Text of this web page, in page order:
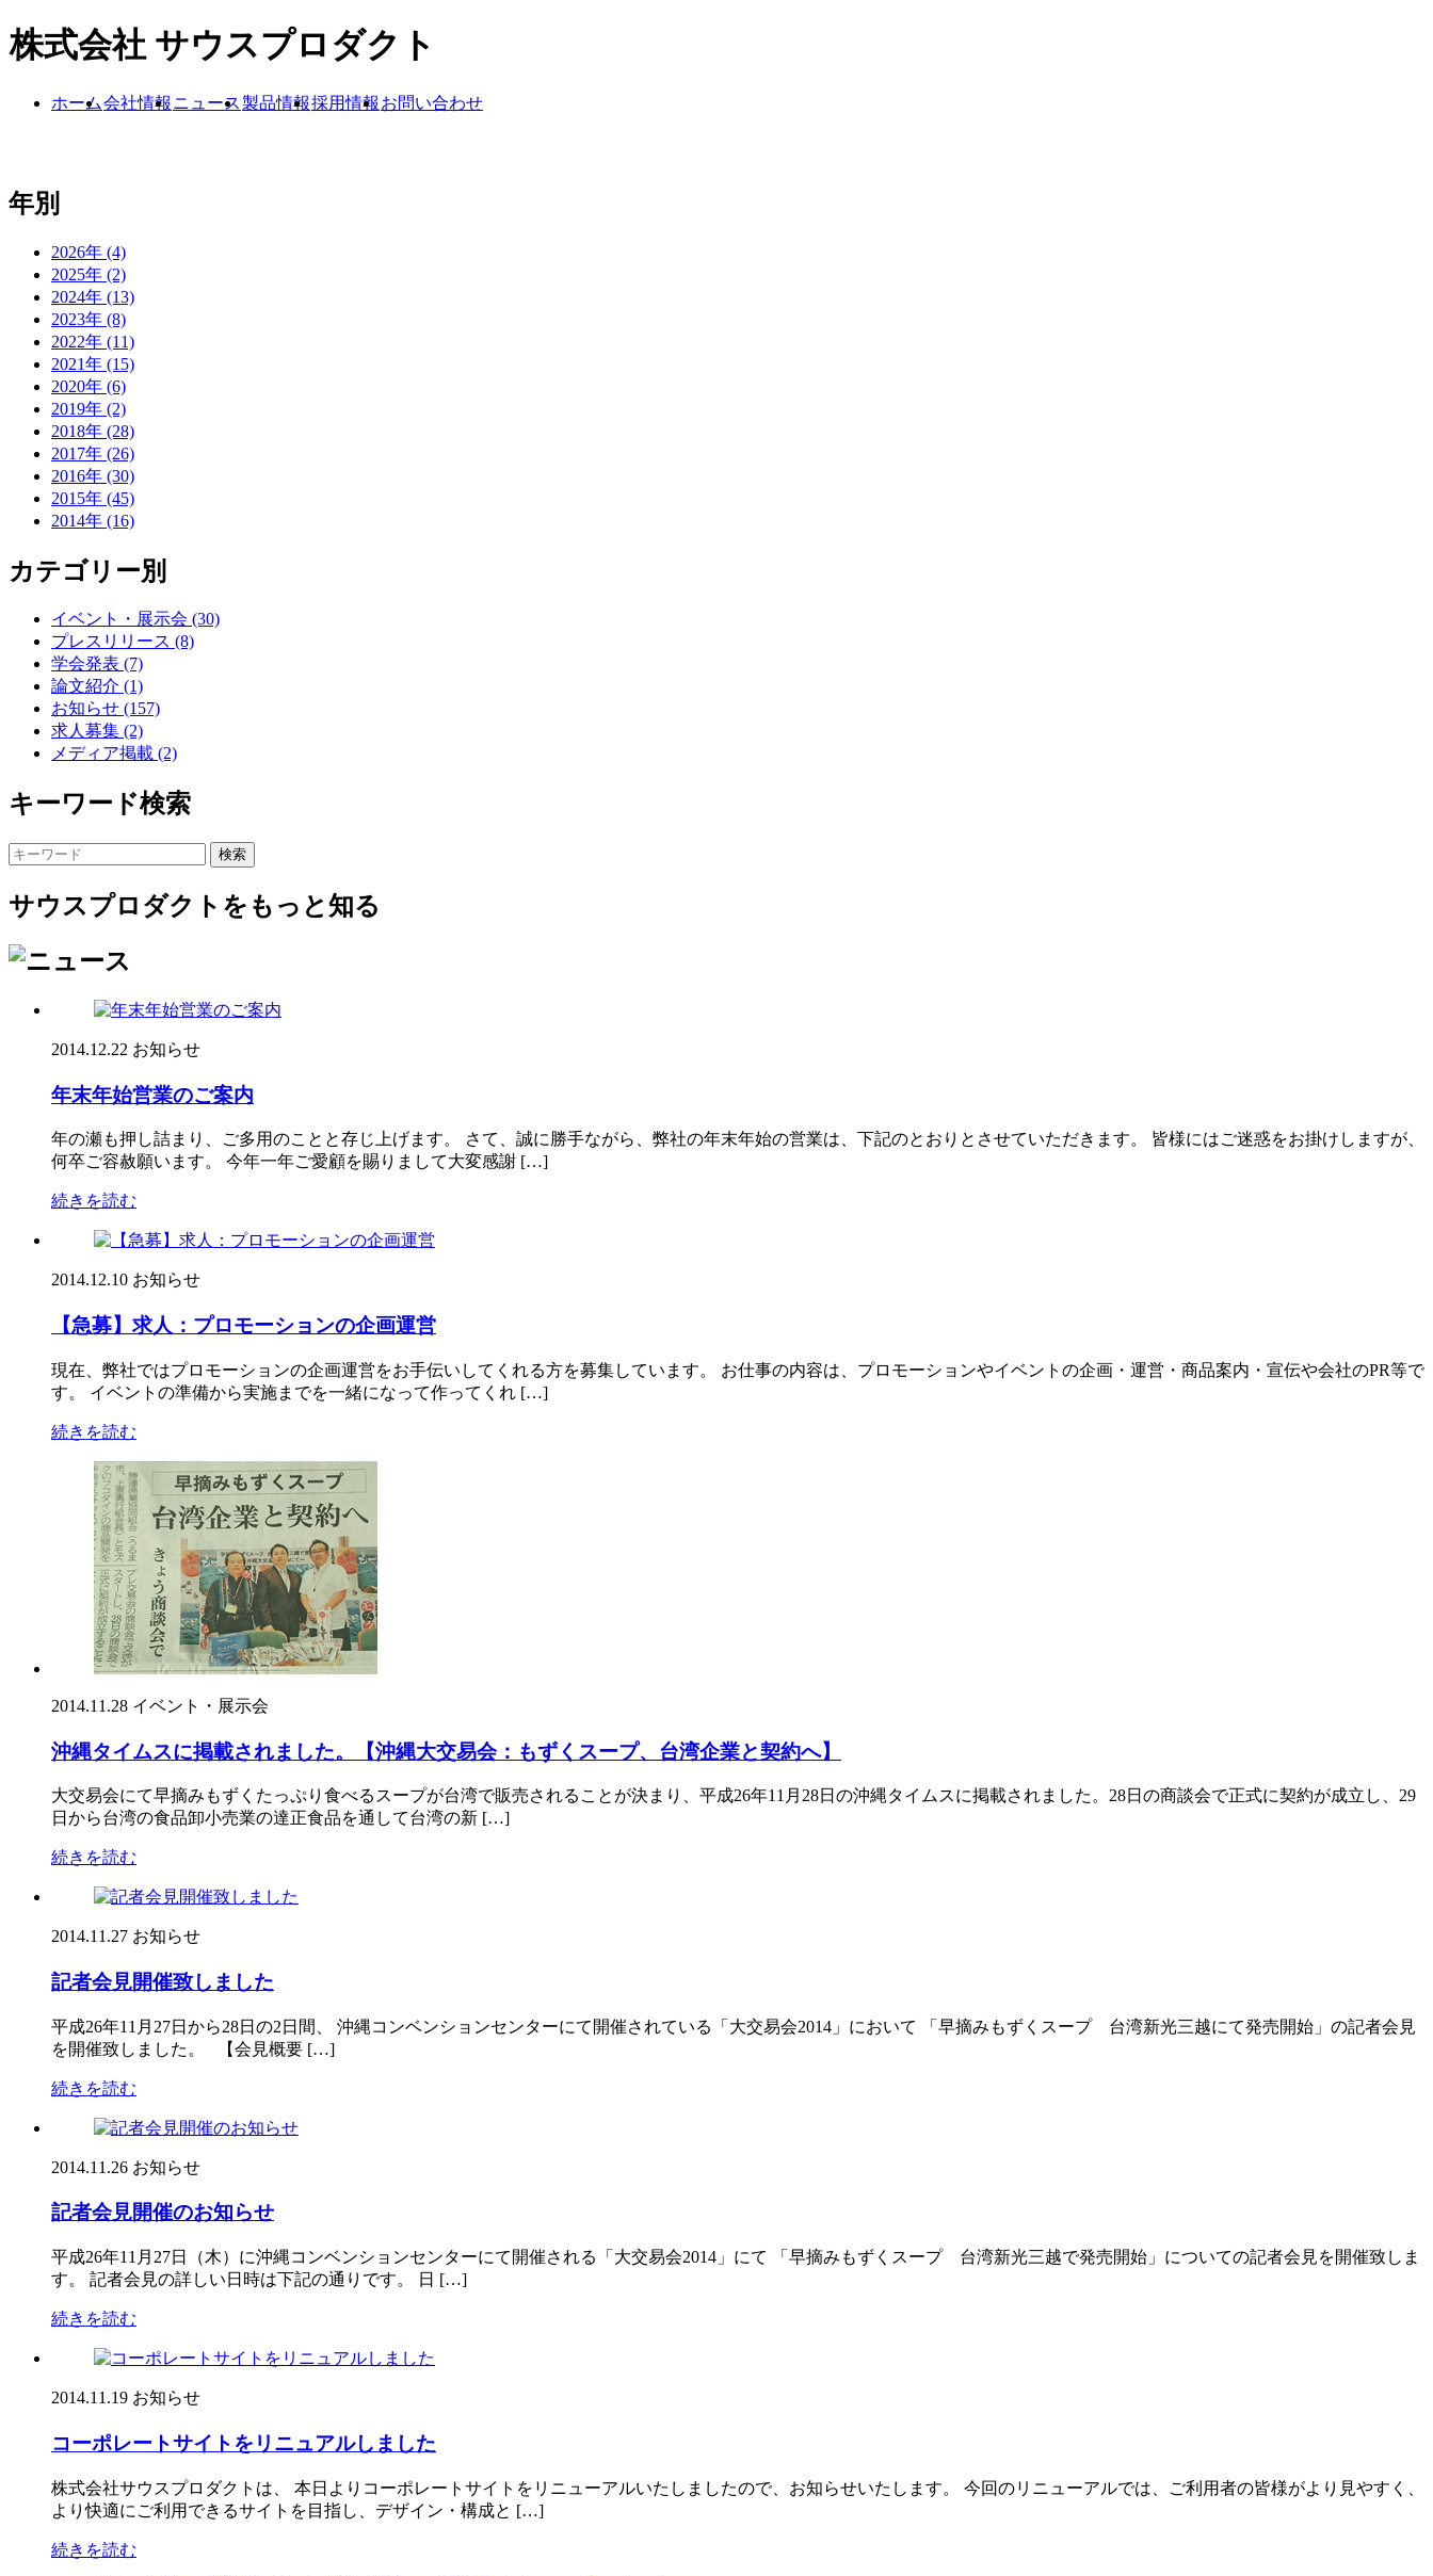
株式会社 サウスプロダクト
ホーム会社情報 ニュース製品情報採用情報 お問い合わせ
年別
2026年 (4)
2025年 (2)
2024年 (13)
2023年 (8)
2022年 (11)
2021年 (15)
2020年 (6)
2019年 (2)
2018年 (28)
2017年 (26)
2016年 (30)
2015年 (45)
2014年 (16)
カテゴリー別
イベント・展示会 (30)
プレスリリース (8)
学会発表 (7)
論文紹介 (1)
お知らせ (157)
求人募集 (2)
メディア掲載 (2)
キーワード検索
サウスプロダクトをもっと知る
2014.12.22 お知らせ
年末年始営業のご案内
年の瀬も押し詰まり、ご多用のことと存じ上げます。 さて、誠に勝手ながら、弊社の年末年始の営業は、下記のとおりとさせていただきます。 皆様にはご迷惑をお掛けしますが、
何卒ご容赦願います。 今年一年ご愛顧を賜りまして大変感謝 […]
続きを読む
2014.12.10 お知らせ
【急募】求人：プロモーションの企画運営
現在、弊社ではプロモーションの企画運営をお手伝いしてくれる方を募集しています。 お仕事の内容は、プロモーションやイベントの企画・運営・商品案内・宣伝や会社のPR等で
す。 イベントの準備から実施までを一緒になって作ってくれ […]
続きを読む
2014.11.28 イベント・展示会
沖縄タイムスに掲載されました。【沖縄大交易会：もずくスープ、台湾企業と契約へ】
大交易会にて早摘みもずくたっぷり食べるスープが台湾で販売されることが決まり、平成26年11月28日の沖縄タイムスに掲載されました。28日の商談会で正式に契約が成立し、29
日から台湾の食品卸小売業の達正食品を通して台湾の新 […]
続きを読む
2014.11.27 お知らせ
記者会見開催致しました
平成26年11月27日から28日の2日間、 沖縄コンベンションセンターにて開催されている「大交易会2014」において 「早摘みもずくスープ 台湾新光三越にて発売開始」の記者会見
を開催致しました。 【会見概要 […]
続きを読む
2014.11.26 お知らせ
記者会見開催のお知らせ
平成26年11月27日（木）に沖縄コンベンションセンターにて開催される「大交易会2014」にて 「早摘みもずくスープ 台湾新光三越で発売開始」についての記者会見を開催致しま
す。 記者会見の詳しい日時は下記の通りです。 日 […]
続きを読む
2014.11.19 お知らせ
コーポレートサイトをリニュアルしました
株式会社サウスプロダクトは、 本日よりコーポレートサイトをリニューアルいたしましたので、お知らせいたします。 今回のリニューアルでは、ご利用者の皆様がより見やすく、
より快適にご利用できるサイトを目指し、デザイン・構成と […]
続きを読む